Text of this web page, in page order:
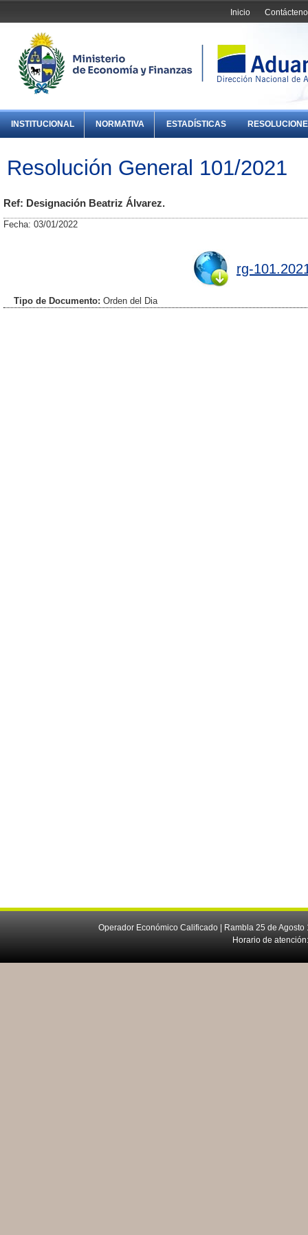
Inicio
INSTITUCIONAL NORMATIVA ESTADÍSTICAS
Resolución General 101/2021
Ref: Designación Beatriz Álvarez.
Fecha: 03/01/2022
rg-
Tipo de Documento: Orden del Dia
Operador Económico Calificado | Rambla 25 de
Horario de